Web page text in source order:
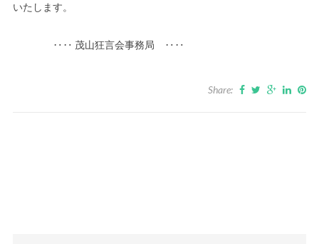
いたします。
‥‥ 茂山狂言会事務局 ‥‥
Share: